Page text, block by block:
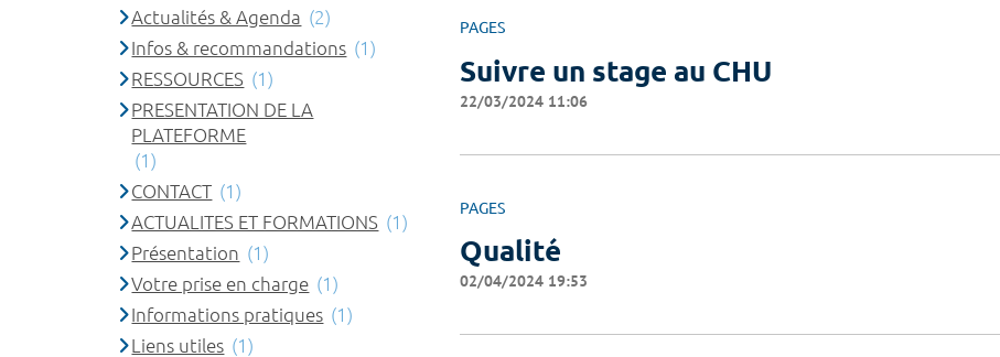
PAGES
Suivre un stage au CHU
22/03/2024 11:06
PAGES
Qualité
02/04/2024 19:53
Actualités & Agenda (2)
Infos & recommandations (1)
RESSOURCES (1)
PRESENTATION DE LA
PLATEFORME
(1)
CONTACT (1)
ACTUALITES ET FORMATIONS (1)
Présentation (1)
Votre prise en charge (1)
Informations pratiques (1)
Liens utiles (1)